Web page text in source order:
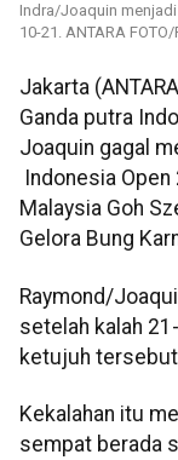
Indra/Joaquin
10-21. ANTARA
Jakarta
Ganda putra
Joaquin gagal
Indonesia
Malaysia Goh
Gelora Bung
Raymond/
setelah kalah
ketujuh
Kekalahan itu
sempat berada